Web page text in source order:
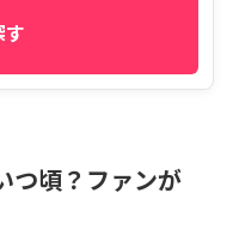
す
つ頃？ファンが